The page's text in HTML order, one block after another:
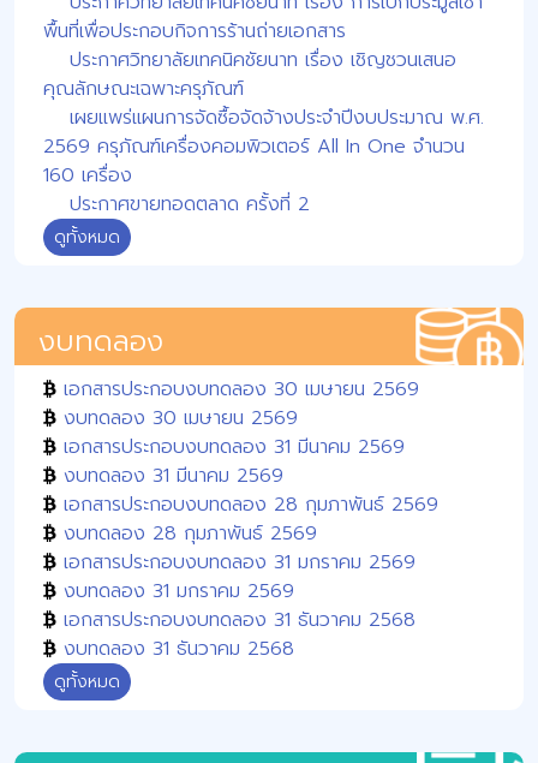
พื้นที่เพื่อประกอบกิจการร้านถ่ายเอกสาร
ประกาศวิทยาลัยเทคนิคชัยนาท เรื่อง เชิญชวนเสนอ
คุณลักษณะเฉพาะครุภัณฑ์
เผยแพร่แผนการจัดซื้อจัดจ้างประจำปีงบประมาณ พ.ศ.
2569 ครุภัณฑ์เครื่องคอมพิวเตอร์ All In One จำนวน
160 เครื่อง
ประกาศขายทอดตลาด ครั้งที่ 2
ดูทั้งหมด
งบทดลอง
เอกสารประกอบงบทดลอง 30 เมษายน 2569
งบทดลอง 30 เมษายน 2569
เอกสารประกอบงบทดลอง 31 มีนาคม 2569
งบทดลอง 31 มีนาคม 2569
เอกสารประกอบงบทดลอง 28 กุมภาพันธ์ 2569
งบทดลอง 28 กุมภาพันธ์ 2569
เอกสารประกอบงบทดลอง 31 มกราคม 2569
งบทดลอง 31 มกราคม 2569
เอกสารประกอบงบทดลอง 31 ธันวาคม 2568
งบทดลอง 31 ธันวาคม 2568
ดูทั้งหมด